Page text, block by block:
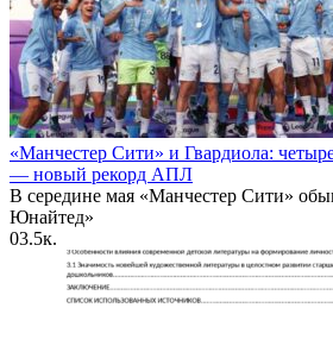
«Манчестер Сити» и Гвардиола:
— новый рекорд АПЛ
В середине мая «Манчестер Сити»
Юнайтед»
03.5к.